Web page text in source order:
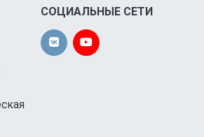
СОЦИАЛЬНЫЕ СЕТИ